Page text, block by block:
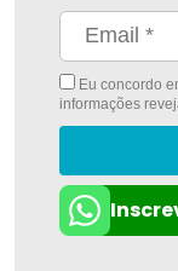
Eu concordo
informações